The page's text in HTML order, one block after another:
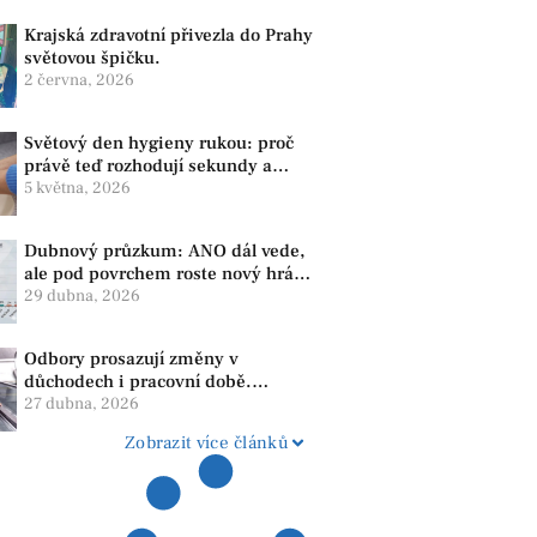
Krajská zdravotní přivezla do Prahy
světovou špičku.
2 června, 2026
Světový den hygieny rukou: proč
právě teď rozhodují sekundy a
správné mytí rukou
5 května, 2026
Dubnový průzkum: ANO dál vede,
ale pod povrchem roste nový hráč.
Strana PRO se drží nejvýš mezi
29 dubna, 2026
Odbory prosazují změny v
důchodech i pracovní době.
Dopady pocítí i lidé v našem
27 dubna, 2026
Zobrazit více článků